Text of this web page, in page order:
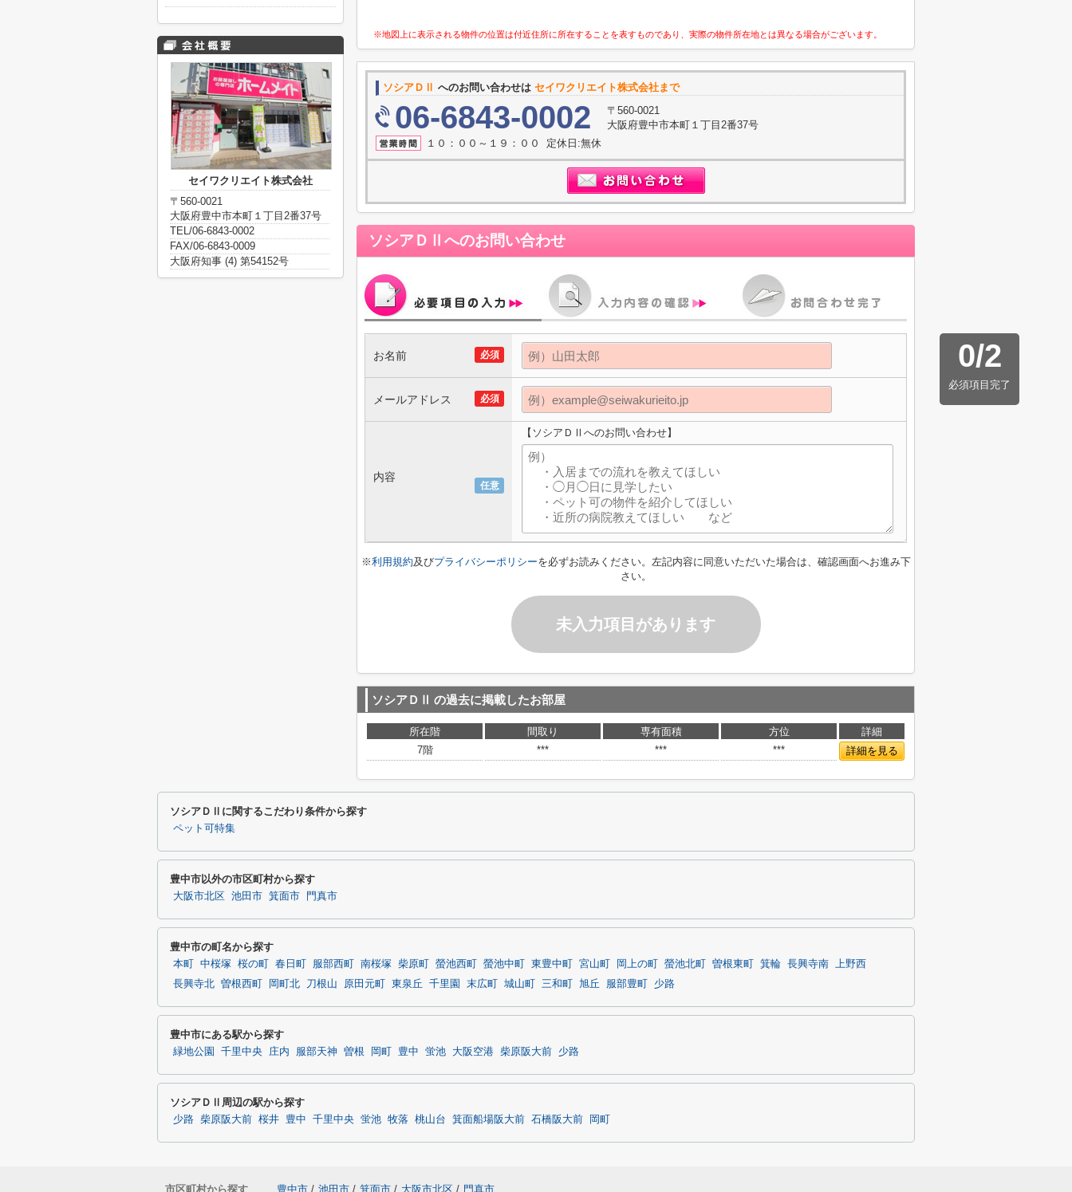
※地図上に表示される物件の位置は付近住所に所在することを表すものであり、実際の物件所在地とは異なる場合がございます。
ソシアＤⅡ へのお問い合わせは セイワクリエイト株式会社まで
06-6843-0002
〒560-0021
大阪府豊中市本町１丁目2番37号
１０：００～１９：００ 定休日:無休
ソシアＤⅡ へのお問い合わせ
0/2
必須項目完了
必須
お名前
必須
メールアドレス
任意
内容
【ソシアＤⅡへのお問い合わせ】
※利用規約及びプライバシーポリシーを必ずお読みください。左記内容に同意いただいた場合は、確認画面へお進み下
さい。
未入力項目があります
ソシアＤⅡ の過去に掲載したお部屋
所在階 間取り 専有面積 方位
詳細
7階
*** *** *** 詳細を見る
セイワクリエイト株式会社
〒560-0021
大阪府豊中市本町１丁目2番37号
TEL/06-6843-0002
FAX/06-6843-0009
大阪府知事 (4) 第54152号
ソシアＤⅡに関するこだわり条件から探す
ペット可特集
豊中市以外の市区町村から探す
大阪市北区 池田市 箕面市 門真市
豊中市の町名から探す
本町 中桜塚 桜の町 春日町 服部西町 南桜塚 柴原町 螢池西町 螢池中町 東豊中町 宮山町 岡上の町 螢池北町 曽根東町 箕輪 長興寺南 上野西
長興寺北 曽根西町 岡町北 刀根山 原田元町 東泉丘 千里園 末広町 城山町 三和町 旭丘 服部豊町 少路
豊中市にある駅から探す
緑地公園 千里中央 庄内 服部天神 曽根 岡町 豊中 蛍池 大阪空港 柴原阪大前 少路
ソシアＤⅡ周辺の駅から探す
少路 柴原阪大前 桜井 豊中 千里中央 蛍池 牧落 桃山台 箕面船場阪大前 石橋阪大前 岡町
市区町村から探す 豊中市 / 池田市 / 箕面市 / 大阪市北区 / 門真市